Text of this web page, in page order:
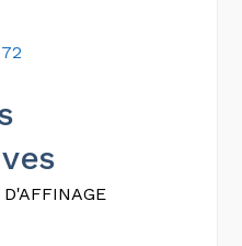
D'AFFINAGE